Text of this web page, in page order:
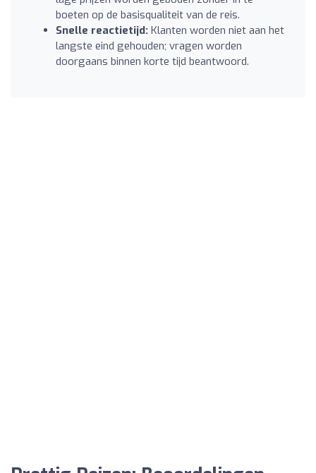
boeten op de basisqualiteit van de reis.
Snelle reactietijd: Klanten worden niet aan het
langste eind gehouden; vragen worden
doorgaans binnen korte tijd beantwoord.